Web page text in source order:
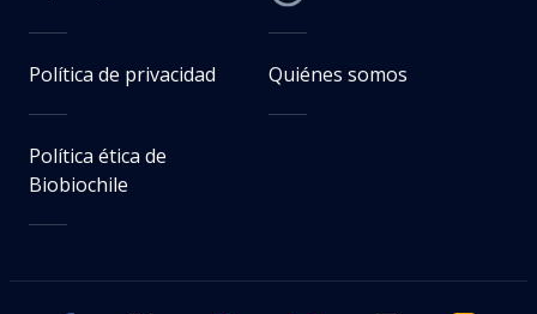
Política de privacidad Quiénes somos
Política ética de
Biobiochile